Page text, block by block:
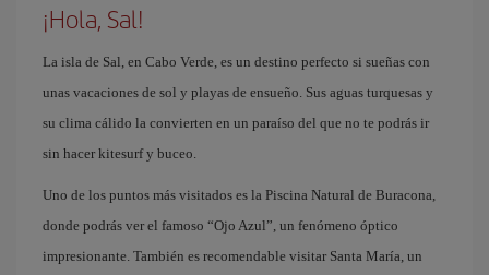
¡Hola, Sal!
La isla de Sal, en Cabo Verde, es un destino perfecto si sueñas con
unas vacaciones de sol y playas de ensueño. Sus aguas turquesas y
su clima cálido la convierten en un paraíso del que no te podrás ir
sin hacer kitesurf y buceo.
Uno de los puntos más visitados es la Piscina Natural de Buracona,
donde podrás ver el famoso “Ojo Azul”, un fenómeno óptico
impresionante. También es recomendable visitar Santa María, un